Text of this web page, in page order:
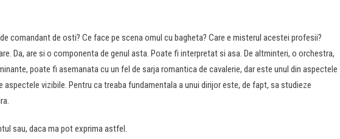
de comandant de osti? Ce face pe scena omul cu bagheta? Care e misterul acestei profesii?
Da, are si o componenta de genul asta. Poate fi interpretat si asa. De altminteri, o orchestra,
poate fi asemanata cu un fel de sarja romantica de cavalerie, dar este unul din aspectele
aspectele vizibile. Pentru ca treaba fundamentala a unui dirijor este, de fapt, sa studieze
sau, daca ma pot exprima astfel.